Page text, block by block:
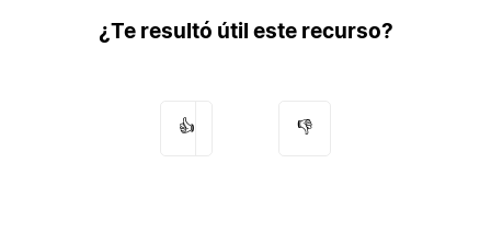
¿Te resultó útil este recurso?
👍 👎